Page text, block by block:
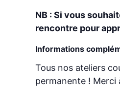
NB : Si vous
rencontre pour
Informations
Tous nos ateliers
permanente ! Merci